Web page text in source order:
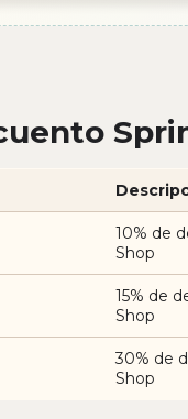
10% de
Shop
15% de
Shop
30% de
Shop